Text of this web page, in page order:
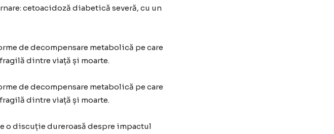
cetoacidoză diabetică severă, cu un
de decompensare metabolică pe care
dintre viață și moarte.
de decompensare metabolică pe care
dintre viață și moarte.
o discuție dureroasă despre impactul